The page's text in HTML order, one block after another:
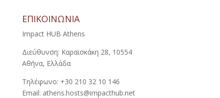
ΕΠΙΚΟΙΝΩΝΙΑ
Impact HUB Athens
Διεύθυνση: Καραϊσκάκη 28, 10554
Αθήνα, Ελλάδα
Τηλέφωνο: +30 210 32 10 146
Email: athens.hosts@impacthub.net